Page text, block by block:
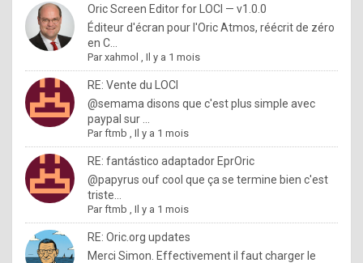
I
f
y
u
w
a
n
t
o
Oric Screen Editor for LOCI — v1.0.0
Éditeur d'écran pour l'Oric Atmos, réécrit de zéro
en C...
Parxahmol ,Il y a 1 mois
RE: Vente du LOCI
@semama disons que c'est plus simple avec
paypal sur ...
Parftmb ,Il y a 1 mois
RE: fantástico adaptador EprOric
@papyrus ouf cool que ça se termine bien c'est
triste...
Parftmb ,Il y a 1 mois
RE: Oric.org updates
Merci Simon. Effectivement il faut charger le